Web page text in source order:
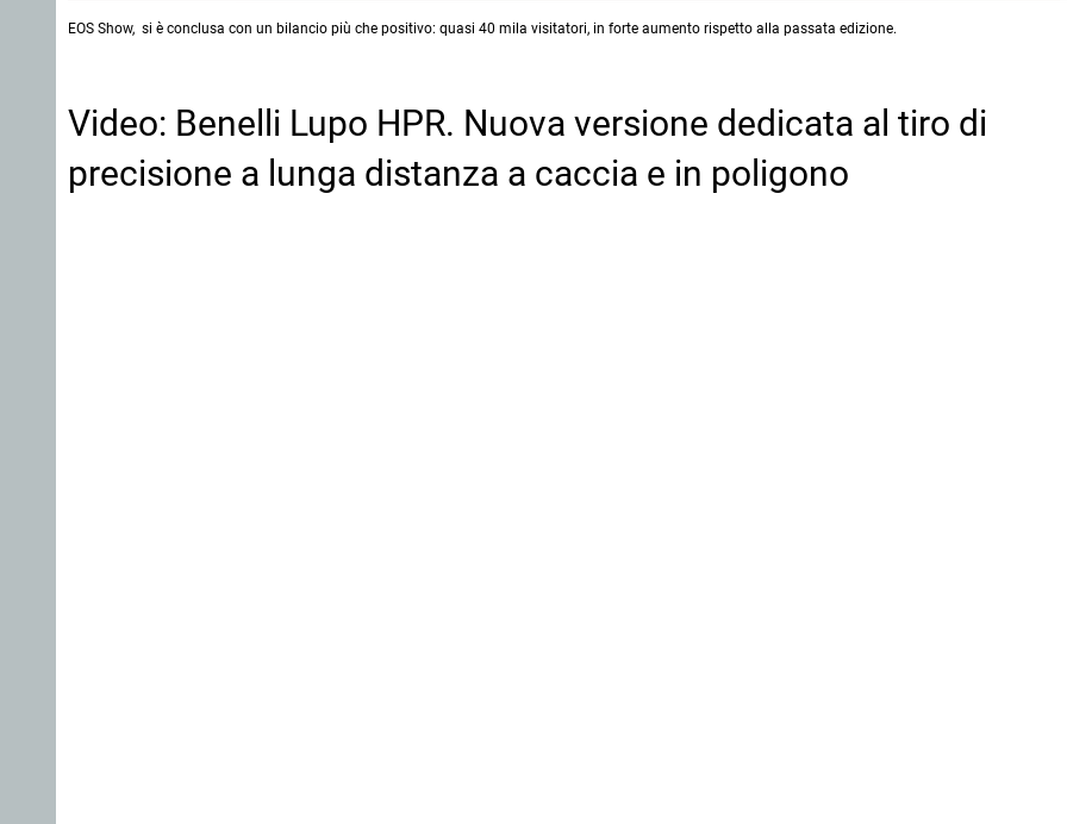
EOS Show, si è conclusa con un bilancio più che positivo: quasi 40 mila visitatori, in forte aumento rispetto alla passata edizione.
Video: Benelli Lupo HPR. Nuova versione dedicata al tiro di
precisione a lunga distanza a caccia e in poligono